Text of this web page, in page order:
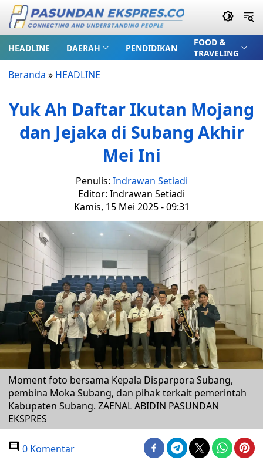
HEADLINE DAERAH PENDIDIKAN
FOOD &
TRAVELING
Beranda » HEADLINE
Yuk Ah Daftar Ikutan Mojang
dan Jejaka di Subang Akhir
Mei Ini
Penulis: Indrawan Setiadi
Editor: Indrawan Setiadi
Kamis, 15 Mei 2025 - 09:31
Moment foto bersama Kepala Disparpora Subang,
pembina Moka Subang, dan pihak terkait pemerintah
Kabupaten Subang. ZAENAL ABIDIN PASUNDAN
EKSPRES
0 Komentar